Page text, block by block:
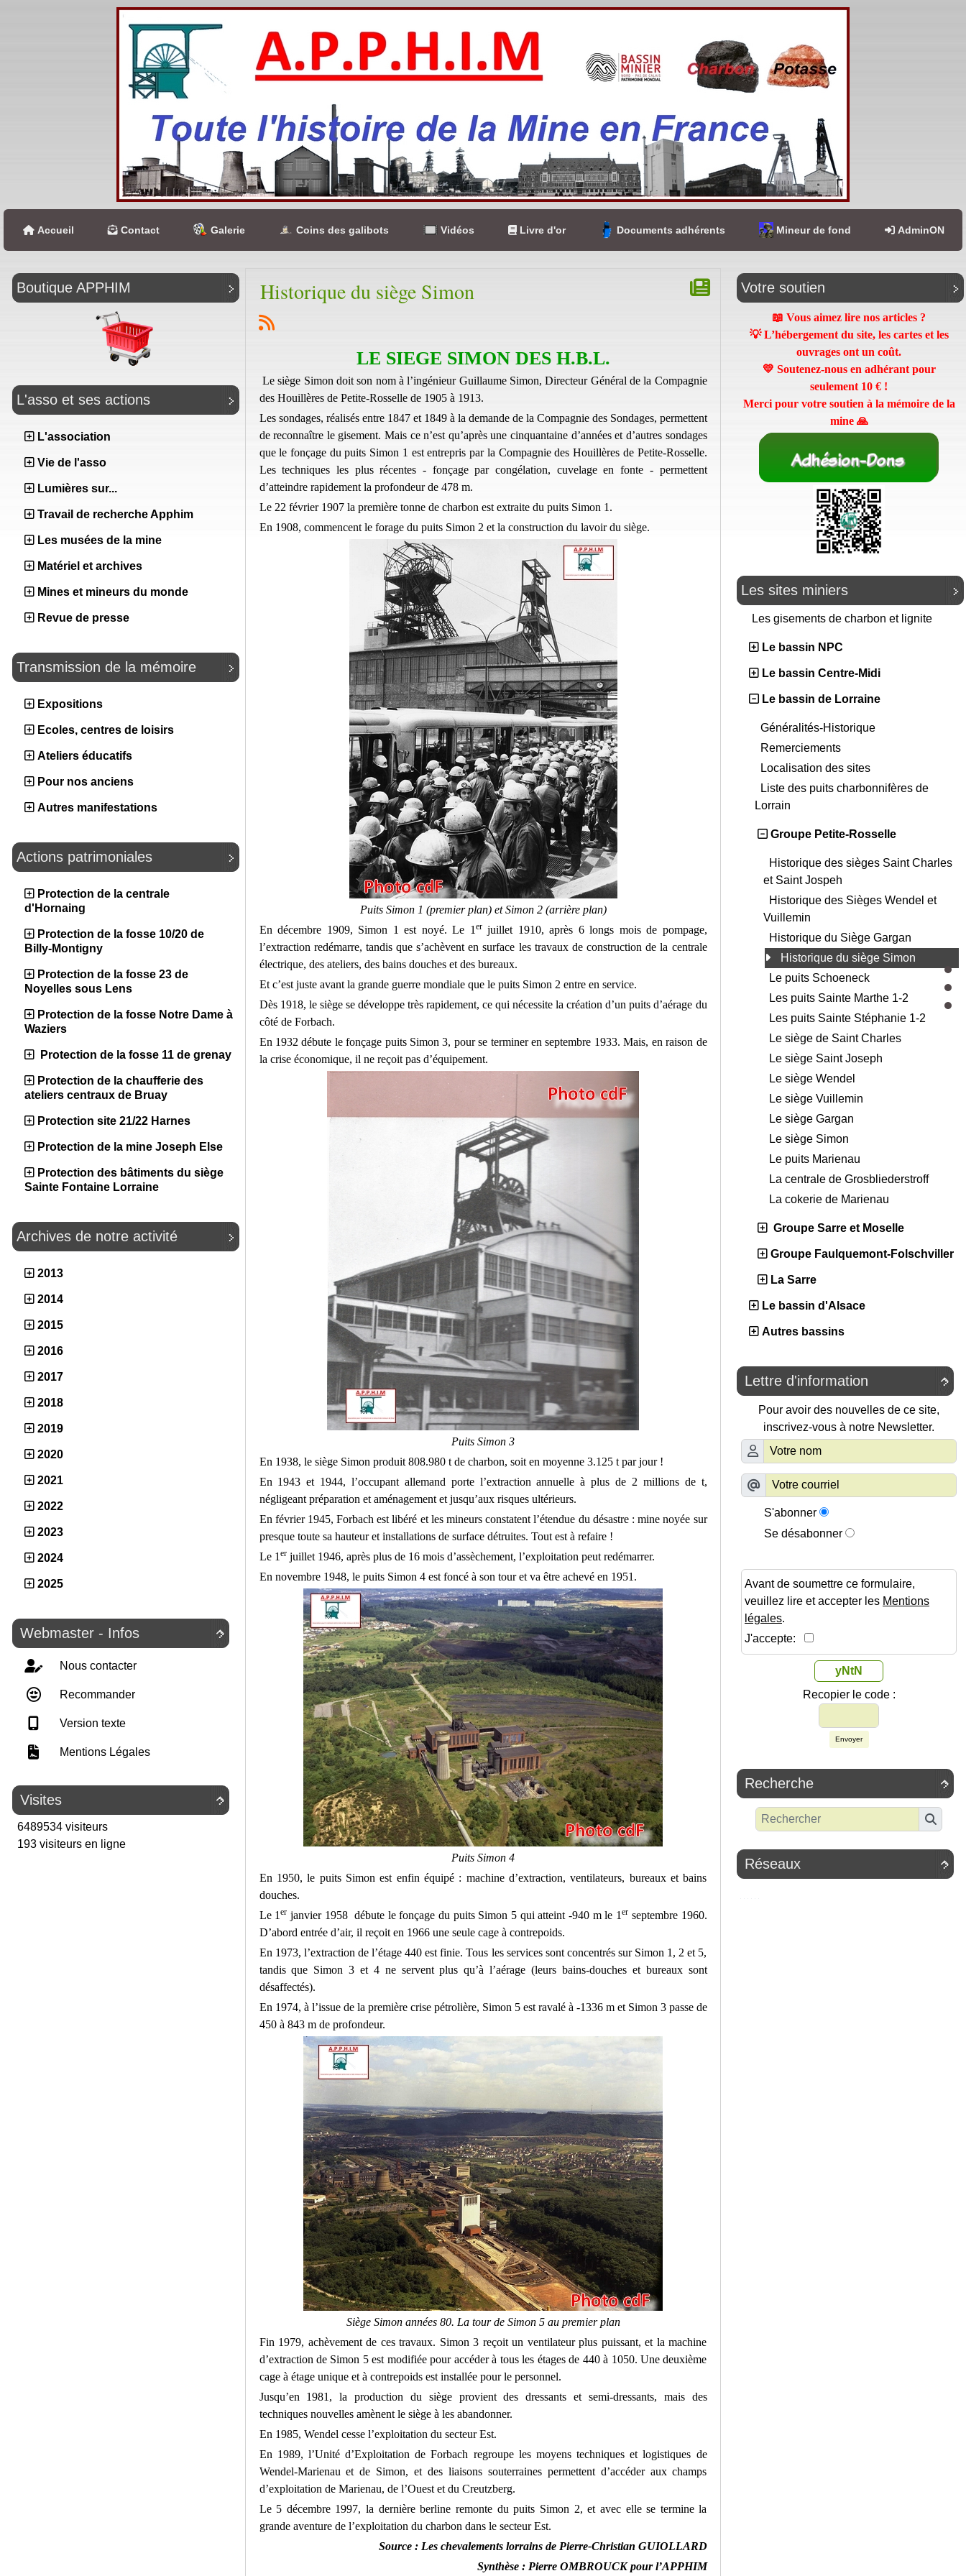
Accueil Contact Galerie Coins des galibots Vidéos Livre d'or Documents adhérents Mineur de fond AdminON
Boutique APPHIM
L'asso et ses actions
L'association
Vie de l'asso
Lumières sur...
Travail de recherche Apphim
Les musées de la mine
Matériel et archives
Mines et mineurs du monde
Revue de presse
Transmission de la mémoire
Expositions
Ecoles, centres de loisirs
Ateliers éducatifs
Pour nos anciens
Autres manifestations
Actions patrimoniales
Protection de la centrale
d'Hornaing
Protection de la fosse 10/20 de
Billy-Montigny
Protection de la fosse 23 de
Noyelles sous Lens
Protection de la fosse Notre Dame à
Waziers
Protection de la fosse 11 de grenay
Protection de la chaufferie des
ateliers centraux de Bruay
Protection site 21/22 Harnes
Protection de la mine Joseph Else
Protection des bâtiments du siège
Sainte Fontaine Lorraine
Archives de notre activité
2013
2014
2015
2016
2017
2018
2019
2020
2021
2022
2023
2024
2025

Webmaster - Infos
Nous contacter
Recommander
Version texte
Mentions Légales

Visites
6489534 visiteurs
193 visiteurs en ligne
Historique du siège Simon
LE SIEGE SIMON DES H.B.L.
Le siège Simon doit son nom à l’ingénieur Guillaume Simon, Directeur Général de la Compagnie
des Houillères de Petite-Rosselle de 1905 à 1913.
Les sondages, réalisés entre 1847 et 1849 à la demande de la Compagnie des Sondages, permettent
de reconnaître le gisement. Mais ce n’est qu’après une cinquantaine d’années et d’autres sondages
que le fonçage du puits Simon 1 est entrepris par la Compagnie des Houillères de Petite-Rosselle.
Les techniques les plus récentes - fonçage par congélation, cuvelage en fonte - permettent
d’atteindre rapidement la profondeur de 478 m.
Le 22 février 1907 la première tonne de charbon est extraite du puits Simon 1.
En 1908, commencent le forage du puits Simon 2 et la construction du lavoir du siège.
Puits Simon 1 (premier plan) et Simon 2 (arrière plan)
En décembre 1909, Simon 1 est noyé. Le 1 erjuillet 1910, après 6 longs mois de pompage,
l’extraction redémarre, tandis que s’achèvent en surface les travaux de construction de la centrale
électrique, des ateliers, des bains douches et des bureaux.
Et c’est juste avant la grande guerre mondiale que le puits Simon 2 entre en service.
Dès 1918, le siège se développe très rapidement, ce qui nécessite la création d’un puits d’aérage du
côté de Forbach.
En 1932 débute le fonçage puits Simon 3, pour se terminer en septembre 1933. Mais, en raison de
la crise économique, il ne reçoit pas d’équipement.
Puits Simon 3
En 1938, le siège Simon produit 808.980 t de charbon, soit en moyenne 3.125 t par jour !
En 1943 et 1944, l’occupant allemand porte l’extraction annuelle à plus de 2 millions de t,
négligeant préparation et aménagement et jusqu’aux risques ultérieurs.
En février 1945, Forbach est libéré et les mineurs constatent l’étendue du désastre : mine noyée sur
presque toute sa hauteur et installations de surface détruites. Tout est à refaire !
Le 1 erjuillet 1946, après plus de 16 mois d’assèchement, l’exploitation peut redémarrer.
En novembre 1948, le puits Simon 4 est foncé à son tour et va être achevé en 1951.
Puits Simon 4
En 1950, le puits Simon est enfin équipé : machine d’extraction, ventilateurs, bureaux et bains
douches.
Le 1er janvier 1958 débute le fonçage du puits Simon 5 qui atteint -940 m le 1er septembre 1960.
D’abord entrée d’air, il reçoit en 1966 une seule cage à contrepoids.
En 1973, l’extraction de l’étage 440 est finie. Tous les services sont concentrés sur Simon 1, 2 et 5,
tandis que Simon 3 et 4 ne servent plus qu’à l’aérage (leurs bains-douches et bureaux sont
désaffectés).
En 1974, à l’issue de la première crise pétrolière, Simon 5 est ravalé à -1336 m et Simon 3 passe de
450 à 843 m de profondeur.
Siège Simon années 80. La tour de Simon 5 au premier plan
Fin 1979, achèvement de ces travaux. Simon 3 reçoit un ventilateur plus puissant, et la machine
d’extraction de Simon 5 est modifiée pour accéder à tous les étages de 440 à 1050. Une deuxième
cage à étage unique et à contrepoids est installée pour le personnel.
Jusqu’en 1981, la production du siège provient des dressants et semi-dressants, mais des
techniques nouvelles amènent le siège à les abandonner.
En 1985, Wendel cesse l’exploitation du secteur Est.
En 1989, l’Unité d’Exploitation de Forbach regroupe les moyens techniques et logistiques de
Wendel-Marienau et de Simon, et des liaisons souterraines permettent d’accéder aux champs
d’exploitation de Marienau, de l’Ouest et du Creutzberg.
Le 5 décembre 1997, la dernière berline remonte du puits Simon 2, et avec elle se termine la
grande aventure de l’exploitation du charbon dans le secteur Est.
Source : Les chevalements lorrains de Pierre-Christian GUIOLLARD
Synthèse : Pierre OMBROUCK pour l’APPHIM
Votre soutien
📖 Vous aimez lire nos articles ?
💡 L’hébergement du site, les cartes et les
ouvrages ont un coût.
💛 Soutenez-nous en adhérant pour
seulement 10 € !
Merci pour votre soutien à la mémoire de la
mine 🙏
Les sites miniers
Les gisements de charbon et lignite
Le bassin NPC
Le bassin Centre-Midi
Le bassin de Lorraine
Généralités-Historique
Remerciements
Localisation des sites
Liste des puits charbonnifères de
Lorrain
Groupe Petite-Rosselle
Historique des sièges Saint Charles
et Saint Jospeh
Historique des Sièges Wendel et
Vuillemin
Historique du Siège Gargan
Historique du siège Simon
Le puits Schoeneck
Les puits Sainte Marthe 1-2
Les puits Sainte Stéphanie 1-2
Le siège de Saint Charles
Le siège Saint Joseph
Le siège Wendel
Le siège Vuillemin
Le siège Gargan
Le siège Simon
Le puits Marienau
La centrale de Grosbliederstroff
La cokerie de Marienau
Groupe Sarre et Moselle
Groupe Faulquemont-Folschviller
La Sarre
Le bassin d'Alsace
Autres bassins

Lettre d'information
Pour avoir des nouvelles de ce site,
inscrivez-vous à notre Newsletter.
S'abonner
Se désabonner
Avant de soumettre ce formulaire,
veuillez lire et accepter les Mentions
légales.
J'accepte:
yNtN
Recopier le code :
Envoyer

Recherche

Réseaux